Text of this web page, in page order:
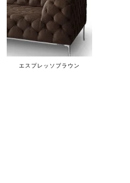
エスプレッソブラウン